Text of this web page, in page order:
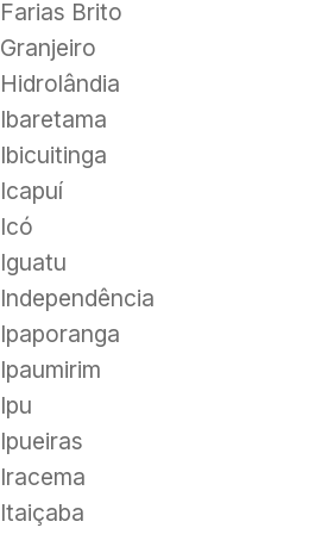
Farias Brito
Granjeiro
Hidrolândia
Ibaretama
Ibicuitinga
Icapuí
Icó
Iguatu
Independência
Ipaporanga
Ipaumirim
Ipu
Ipueiras
Iracema
Itaiçaba